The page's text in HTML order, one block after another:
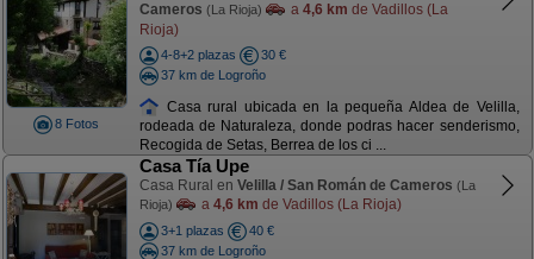
8 Fotos
Cameros (La Rioja) a 4,6 km de Vadillos (La
Rioja)
4-8+2 plazas
30 €
37 km de Logroño
Casa rural ubicada en la pequeña Aldea de Velilla,
rodeada de Naturaleza, donde podras hacer senderismo,
Recogida de Setas, Berrea de los ci ...
Casa Tía Upe
Casa Rural en Velilla / San Román de Cameros (La
Rioja)
a 4,6 km de Vadillos (La Rioja)
3+1 plazas
40 €
37 km de Logroño